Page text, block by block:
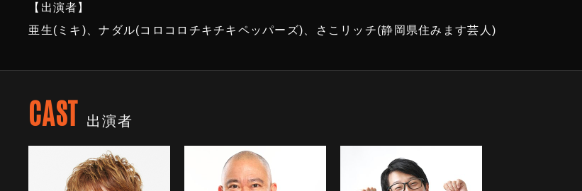
【出演者】
亜生(ミキ)、ナダル(コロコロチキチキペッパーズ)、さこリッチ(静岡県住みます芸人)
CAST 出演者